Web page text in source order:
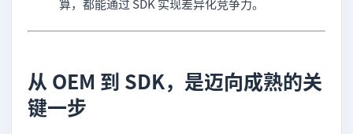
算，都能通过 SDK 实现差异化竞争力。
从 OEM 到 SDK，是迈向成熟的关
键一步